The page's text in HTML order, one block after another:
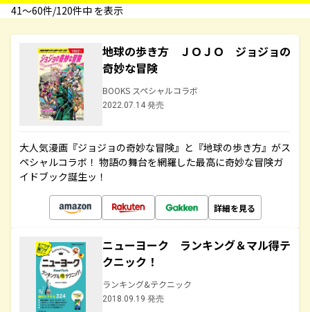
41〜60件/120件中 を表示
地球の歩き方 ＪＯＪＯ ジョジョの
奇妙な冒険
BOOKS スペシャルコラボ
2022.07.14 発売
大人気漫画『ジョジョの奇妙な冒険』と『地球の歩き方』がス
ペシャルコラボ！ 物語の舞台を網羅した最高に奇妙な冒険ガ
イドブック誕生ッ！
詳細を見る
ニューヨーク ランキング＆マル得テ
クニック！
ランキング&テクニック
2018.09.19 発売